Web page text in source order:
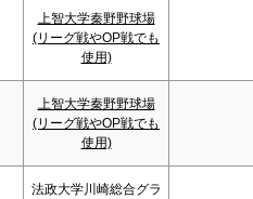
上智大学秦野野球場
(リーグ戦やOP戦でも
使用)
上智大学秦野野球場
(リーグ戦やOP戦でも
使用)
法政大学川崎総合グラ